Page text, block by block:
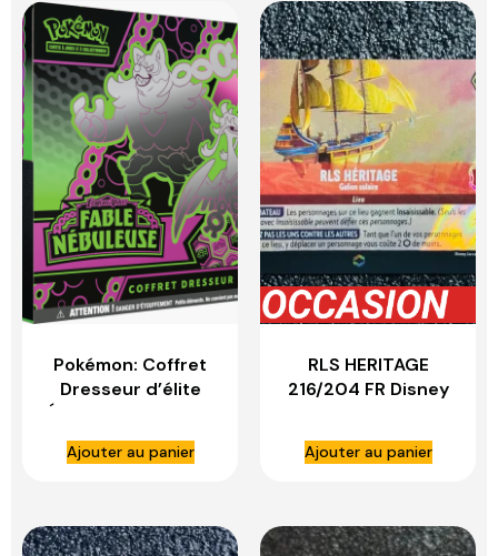
Pokémon: Coffret
Dresseur d’élite
Écarlate et Violet –
Fable Nébuleuse du
JCC Pokémon
Ajouter au panier
RLS HERITAGE
216/204 FR Disney
Ajouter au panier